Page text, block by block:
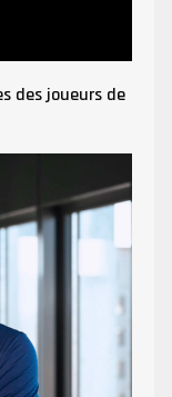
des joueurs de